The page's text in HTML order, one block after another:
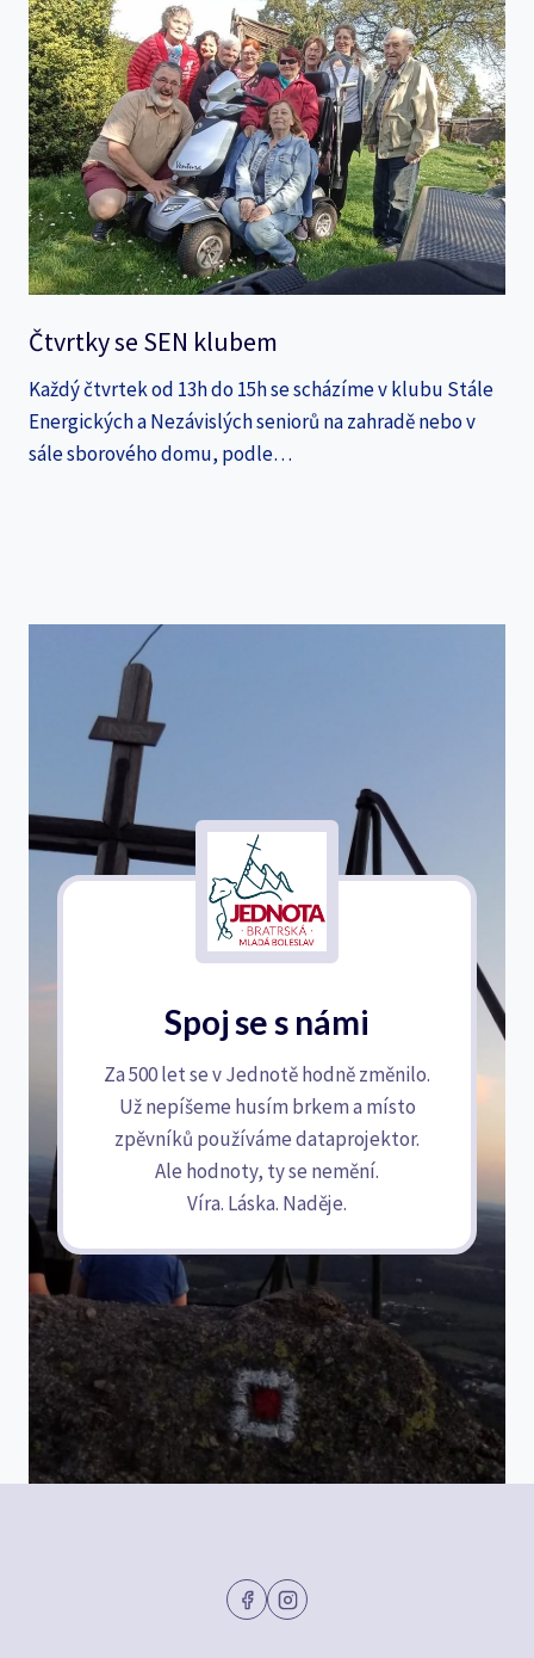
Čtvrtky se SEN klubem
Každý čtvrtek od 13h do 15h se scházíme v klubu Stále
Energických a Nezávislých seniorů na zahradě nebo v
sále sborového domu, podle…
Spoj se s námi
Za 500 let se v Jednotě hodně změnilo.
Už nepíšeme husím brkem a místo
zpěvníků používáme dataprojektor.
Ale hodnoty, ty se nemění.
Víra. Láska. Naděje.